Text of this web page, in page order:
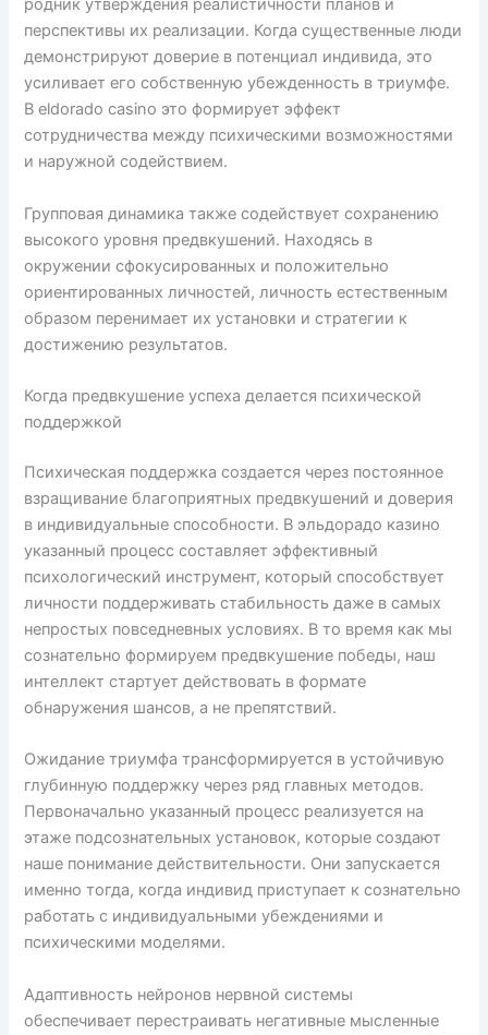
родник утверждения реалистичности планов и
перспективы их реализации. Когда существенные люди
демонстрируют доверие в потенциал индивида, это
усиливает его собственную убежденность в триумфе.
В eldorado casino это формирует эффект
сотрудничества между психическими возможностями
и наружной содействием.
Групповая динамика также содействует сохранению
высокого уровня предвкушений. Находясь в
окружении сфокусированных и положительно
ориентированных личностей, личность естественным
образом перенимает их установки и стратегии к
достижению результатов.
Когда предвкушение успеха делается психической
поддержкой
Психическая поддержка создается через постоянное
взращивание благоприятных предвкушений и доверия
в индивидуальные способности. В эльдорадо казино
указанный процесс составляет эффективный
психологический инструмент, который способствует
личности поддерживать стабильность даже в самых
непростых повседневных условиях. В то время как мы
сознательно формируем предвкушение победы, наш
интеллект стартует действовать в формате
обнаружения шансов, а не препятствий.
Ожидание триумфа трансформируется в устойчивую
глубинную поддержку через ряд главных методов.
Первоначально указанный процесс реализуется на
этаже подсознательных установок, которые создают
наше понимание действительности. Они запускается
именно тогда, когда индивид приступает к сознательно
работать с индивидуальными убеждениями и
психическими моделями.
Адаптивность нейронов нервной системы
обеспечивает перестраивать негативные мысленные